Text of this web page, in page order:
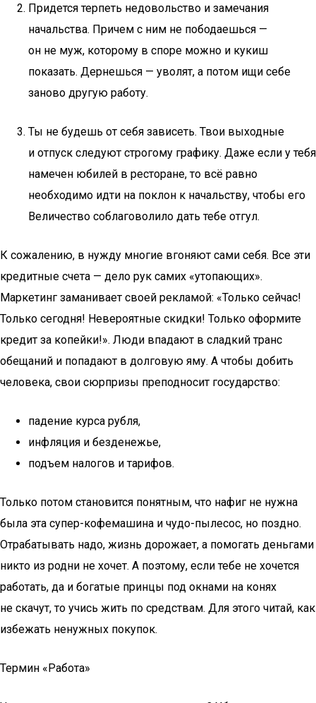
Придется терпеть недовольство и замечания
начальства. Причем с ним не пободаешься —
он не муж, которому в споре можно и кукиш
показать. Дернешься — уволят, а потом ищи себе
заново другую работу.
Ты не будешь от себя зависеть. Твои выходные
и отпуск следуют строгому графику. Даже если у тебя
намечен юбилей в ресторане, то всё равно
необходимо идти на поклон к начальству, чтобы его
Величество соблаговолило дать тебе отгул.
К сожалению, в нужду многие вгоняют сами себя. Все эти
кредитные счета — дело рук самих «утопающих».
Маркетинг заманивает своей рекламой: «Только сейчас!
Только сегодня! Невероятные скидки! Только оформите
кредит за копейки!». Люди впадают в сладкий транс
обещаний и попадают в долговую яму. А чтобы добить
человека, свои сюрпризы преподносит государство:
падение курса рубля,
инфляция и безденежье,
подъем налогов и тарифов.
Только потом становится понятным, что нафиг не нужна
была эта супер-кофемашина и чудо-пылесос, но поздно.
Отрабатывать надо, жизнь дорожает, а помогать деньгами
никто из родни не хочет. А поэтому, если тебе не хочется
работать, да и богатые принцы под окнами на конях
не скачут, то учись жить по средствам. Для этого читай, как
избежать ненужных покупок.
Термин «Работа»